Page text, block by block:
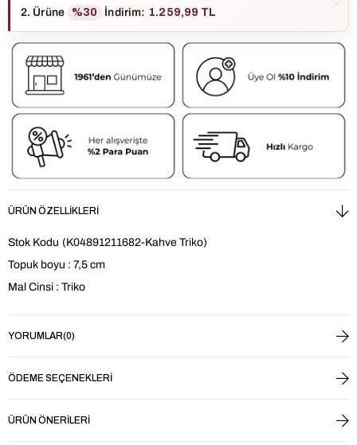
2. Ürüne %30 İndirim: 1.259,99 TL
ÜRÜN ÖZELLIKLERI
Stok Kodu (K04891211682-Kahve Triko)
Topuk boyu : 7,5 cm
Mal Cinsi : Triko
YORUMLAR(0)
ÖDEME SEÇENEKLERI
ÜRÜN ÖNERILERI